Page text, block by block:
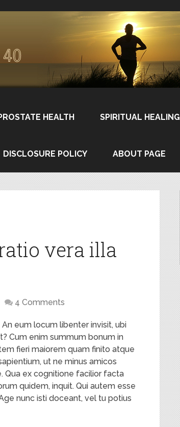
HEALTH SPIRITUAL HEALING
DISCLOSURE POLICY ABOUT PAGE
vera illa
4 Comments
eum locum libenter invisit, ubi
Cum enim summum bonum in
fieri maiorem quam finito atque
ut ne minus amicos
Qua ex cognitione facilior facta
quidem, inquit. Qui autem esse
nunc isti doceant, vel tu potius